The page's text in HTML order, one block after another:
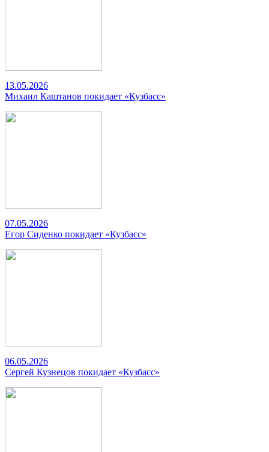
13.05.2026
Михаил Каштанов покидает «Кузбасс»
07.05.2026
Егор Сиденко покидает «Кузбасс»
06.05.2026
Сергей Кузнецов покидает «Кузбасс»